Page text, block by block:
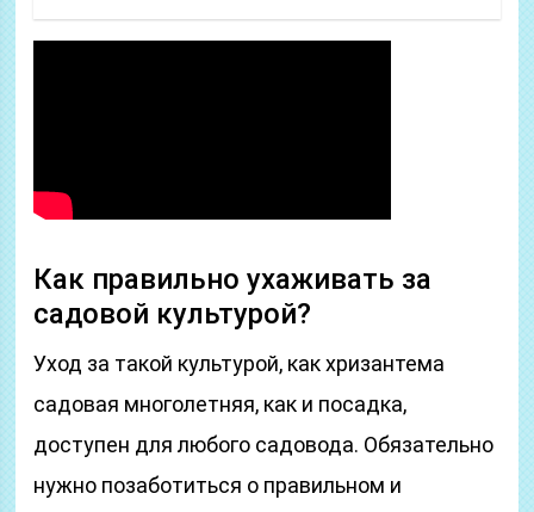
Как правильно ухаживать за
садовой культурой?
Уход за такой культурой, как хризантема
садовая многолетняя, как и посадка,
доступен для любого садовода. Обязательно
нужно позаботиться о правильном и